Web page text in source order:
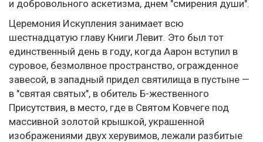
и добровольного аскетизма, днем "смирения души".
Церемония Искупления занимает всю
шестнадцатую главу Книги Левит. Это был тот
единственный день в году, когда Аарон вступил в
суровое, безмолвное пространство, огражденное
завесой, в западный придел святилища в пустыне —
в "святая святых", в обитель Б-жественного
Присутствия, в место, где в Святом Ковчеге под
массивной золотой крышкой, украшенной
изображениями двух херувимов, лежали разбитые